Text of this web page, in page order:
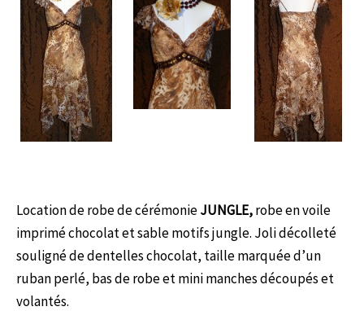
Location de robe de cérémonieJUNGLE,robe en voile
imprimé chocolat et sable motifs jungle. Joli décolleté
souligné de dentelles chocolat, taille marquée d’un
ruban perlé, bas de robe et mini manches découpés et
volantés.